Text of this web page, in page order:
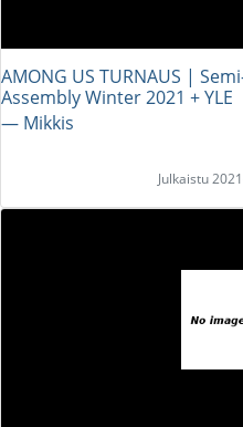
AMONG US TURNAUS |
Assembly Winter 2021 + YLE
― Mikkis
Julkaistu